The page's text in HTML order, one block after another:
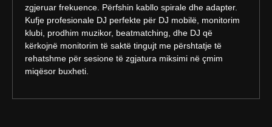
zgjeruar frekuence. Përfshin kabllo spirale dhe adapter.
Kufje profesionale DJ perfekte për DJ mobilë, monitorim
klubi, prodhim muzikor, beatmatching, dhe DJ që
kërkojnë monitorim të saktë tingujt me përshtatje të
rehatshme për sesione të zgjatura miksimi në çmim
miqësor buxheti.